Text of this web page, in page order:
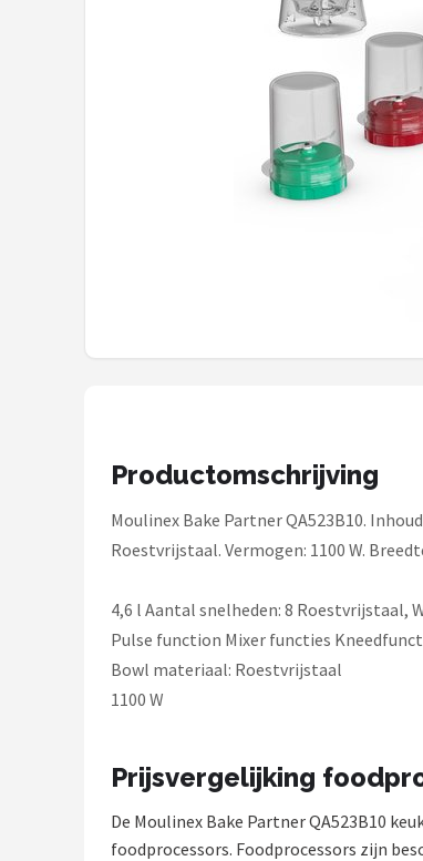
Nutribullet
KitchenBrothers
Productomschrijving
Moulinex Bake Partner QA523B10.
Roestvrijstaal. Vermogen: 1100 W.
4,6 l Aantal snelheden: 8 Roestvrijstaal,
Pulse function Mixer functies
Bowl materiaal: Roestvrijstaal
1100 W
Prijsvergelijking
De Moulinex Bake Partner QA523B10
foodprocessors. Foodprocessors zijn